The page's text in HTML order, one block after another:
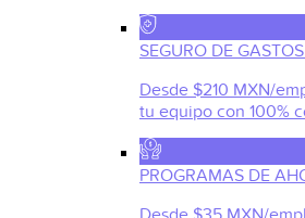
SEGURO DE
Desde $210 MXN/
tu equipo con 100%
PROGRAMAS DE